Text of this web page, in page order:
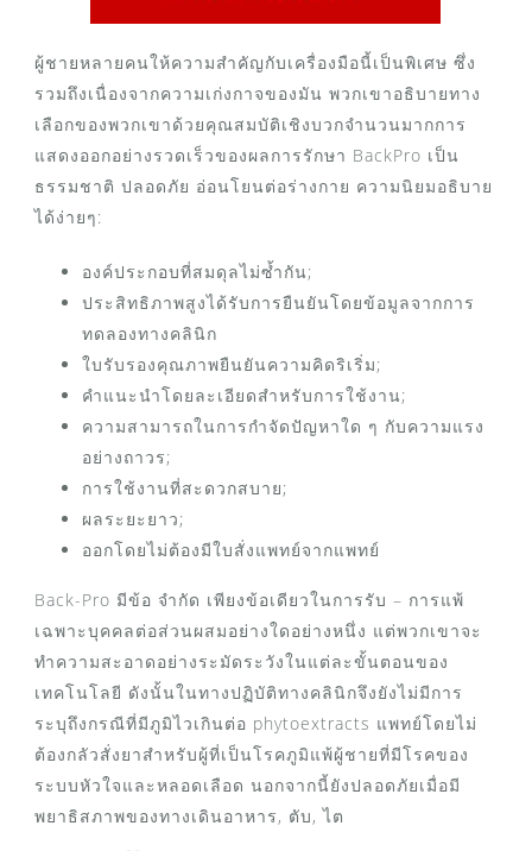
ผู้ชายหลายคนให้ความสำคัญกับเครื่องมือนี้เป็นพิเศษ ซึ่ง
รวมถึงเนื่องจากความเก่งกาจของมัน พวกเขาอธิบายทาง
เลือกของพวกเขาด้วยคุณสมบัติเชิงบวกจำนวนมากการ
แสดงออกอย่างรวดเร็วของผลการรักษา BackPro เป็น
ธรรมชาติ ปลอดภัย อ่อนโยนต่อร่างกาย ความนิยมอธิบาย
ได้ง่ายๆ:
องค์ประกอบที่สมดุลไม่ซ้ำกัน;
ประสิทธิภาพสูงได้รับการยืนยันโดยข้อมูลจากการ
ทดลองทางคลินิก
ใบรับรองคุณภาพยืนยันความคิดริเริ่ม;
คำแนะนำโดยละเอียดสำหรับการใช้งาน;
ความสามารถในการกำจัดปัญหาใด ๆ กับความแรง
อย่างถาวร;
การใช้งานที่สะดวกสบาย;
ผลระยะยาว;
ออกโดยไม่ต้องมีใบสั่งแพทย์จากแพทย์
Back-Pro มีข้อ จำกัด เพียงข้อเดียวในการรับ – การแพ้
เฉพาะบุคคลต่อส่วนผสมอย่างใดอย่างหนึ่ง แต่พวกเขาจะ
ทำความสะอาดอย่างระมัดระวังในแต่ละขั้นตอนของ
เทคโนโลยี ดังนั้นในทางปฏิบัติทางคลินิกจึงยังไม่มีการ
ระบุถึงกรณีที่มีภูมิไวเกินต่อ phytoextracts แพทย์โดยไม่
ต้องกลัวสั่งยาสำหรับผู้ที่เป็นโรคภูมิแพ้ผู้ชายที่มีโรคของ
ระบบหัวใจและหลอดเลือด นอกจากนี้ยังปลอดภัยเมื่อมี
พยาธิสภาพของทางเดินอาหาร, ตับ, ไต